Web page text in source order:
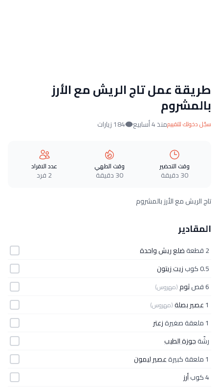
طريقة عمل تاج الريش مع الأرز
بالمشروم
سجّل دخولك للتقييممنذ 4 أسابيع 184 زيارات
وقت التحضير
30 دقيقة
وقت الطهي
30 دقيقة
عدد الافراد
2 فرد
تاج الريش مع الأرز بالمشروم
المقادير
2 قطعة
ضلع ريش واحدة
0.5 كوب
زيت زيتون
6 فص
ثوم(مهروس)
1عصير بصلة(مهروس)
1 ملعقة صغيرة
زعتر
رشّةجوزة الطيب
1 ملعقة كبيرة
عصير ليمون
4 كوب
أرز